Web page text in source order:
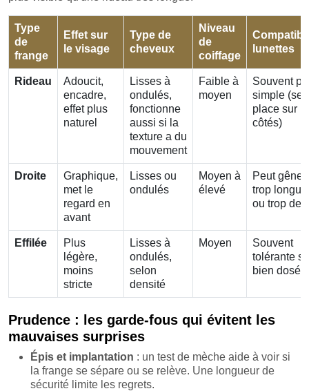
Type
de
frange
Effet sur
le visage
Type de
cheveux
Niveau
de
coiffage
lunettes
Rideau
Adoucit,
encadre,
effet plus
naturel
Lisses à
ondulés,
fonctionne
aussi si la
texture a du
mouvement
Faible à
moyen
Souvent
simple (se
place sur
côtés)
Droite
Graphique,
met le
regard en
avant
Lisses ou
ondulés
Moyen à
élevé
Peut gêner
trop longue
ou trop
Effilée
Plus
légère,
moins
stricte
Lisses à
ondulés,
selon
densité
Moyen
Souvent
tolérante si
bien dosée
Prudence : les garde-fous qui évitent les
mauvaises surprises
Épis et implantation : un test de mèche aide à voir si
la frange se sépare ou se relève. Une longueur de
sécurité limite les regrets.